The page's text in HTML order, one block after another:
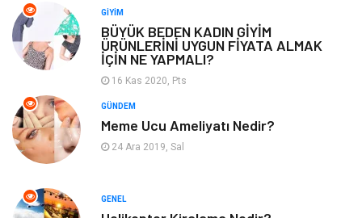
Otomotiv
Eğitim Kurumları Yapı İnşaat
Güzellik Mobilya
Bahçe Ev Maden ve Metal
GIYIM
BÜYÜK BEDEN KADIN GİYİM
ÜRÜNLERİNİ UYGUN FİYATA ALMAK
İÇİN NE YAPMALI?
16 Kas 2020, Pts
GÜNDEM
Meme Ucu Ameliyatı Nedir?
24 Ara 2019, Sal
GENEL